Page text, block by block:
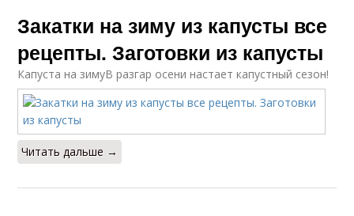
Моченые яблоки
Закатки на зиму из капусты все
рецепты. Заготовки из капусты
Капуста на зимуВ разгар осени настает капустный сезон!
Читать дальше →